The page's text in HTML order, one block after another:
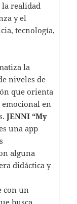
realidad
y el
tecnología,
la
niveles de
que orienta
en
JENNI “My
una app
alguna
didáctica y
con un